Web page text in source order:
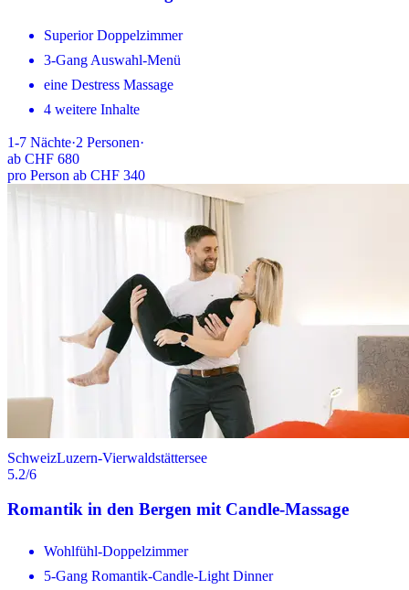
Superior Doppelzimmer
3-Gang Auswahl-Menü
eine Destress Massage
4 weitere Inhalte
1-7 Nächte·2 Personen·
ab CHF 680
pro Person ab CHF 340
SchweizLuzern-Vierwaldstättersee
5.2/6
Romantik in den Bergen mit Candle-Massage
Wohlfühl-Doppelzimmer
5-Gang Romantik-Candle-Light Dinner